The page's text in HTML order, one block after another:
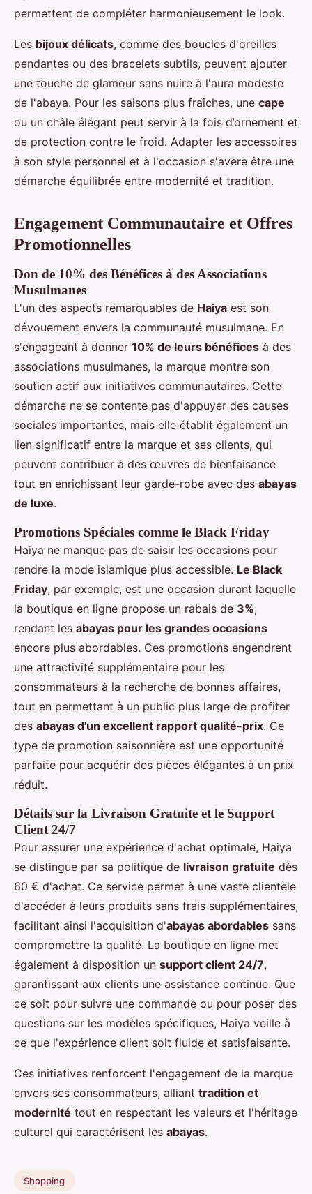
permettent de compléter harmonieusement le look.
Les bijoux délicats, comme des boucles d'oreilles
pendantes ou des bracelets subtils, peuvent ajouter
une touche de glamour sans nuire à l'aura modeste
de l'abaya. Pour les saisons plus fraîches, une cape
ou un châle élégant peut servir à la fois d’ornement et
de protection contre le froid. Adapter les accessoires
à son style personnel et à l'occasion s'avère être une
démarche équilibrée entre modernité et tradition.
Engagement Communautaire et Offres
Promotionnelles
Don de 10% des Bénéfices à des Associations
Musulmanes
L'un des aspects remarquables de Haiya est son
dévouement envers la communauté musulmane. En
s'engageant à donner 10% de leurs bénéfices à des
associations musulmanes, la marque montre son
soutien actif aux initiatives communautaires. Cette
démarche ne se contente pas d'appuyer des causes
sociales importantes, mais elle établit également un
lien significatif entre la marque et ses clients, qui
peuvent contribuer à des œuvres de bienfaisance
tout en enrichissant leur garde-robe avec des abayas
de luxe.
Promotions Spéciales comme le Black Friday
Haiya ne manque pas de saisir les occasions pour
rendre la mode islamique plus accessible. Le Black
Friday, par exemple, est une occasion durant laquelle
la boutique en ligne propose un rabais de 3%,
rendant les abayas pour les grandes occasions
encore plus abordables. Ces promotions engendrent
une attractivité supplémentaire pour les
consommateurs à la recherche de bonnes affaires,
tout en permettant à un public plus large de profiter
des abayas d'un excellent rapport qualité-prix. Ce
type de promotion saisonnière est une opportunité
parfaite pour acquérir des pièces élégantes à un prix
réduit.
Détails sur la Livraison Gratuite et le Support
Client 24/7
Pour assurer une expérience d'achat optimale, Haiya
se distingue par sa politique de livraison gratuite dès
60 € d'achat. Ce service permet à une vaste clientèle
d'accéder à leurs produits sans frais supplémentaires,
facilitant ainsi l'acquisition d'abayas abordables sans
compromettre la qualité. La boutique en ligne met
également à disposition un support client 24/7,
garantissant aux clients une assistance continue. Que
ce soit pour suivre une commande ou pour poser des
questions sur les modèles spécifiques, Haiya veille à
ce que l'expérience client soit fluide et satisfaisante.
Ces initiatives renforcent l'engagement de la marque
envers ses consommateurs, alliant tradition et
modernité tout en respectant les valeurs et l'héritage
culturel qui caractérisent les abayas.
Shopping